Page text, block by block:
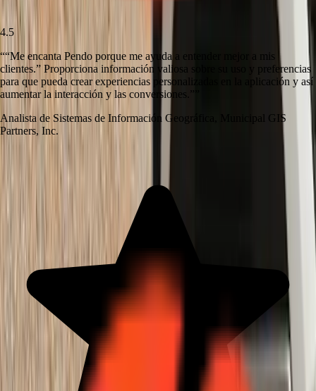
4.5
““Me encanta Pendo porque me ayuda a entender mejor a mis
clientes.” Proporciona información valiosa sobre su uso y preferencias
para que pueda crear experiencias personalizadas en la aplicación y así
aumentar la interacción y las conversiones.”
Analista de Sistemas de Información Geográfica
Municipal GIS
Partners, Inc.